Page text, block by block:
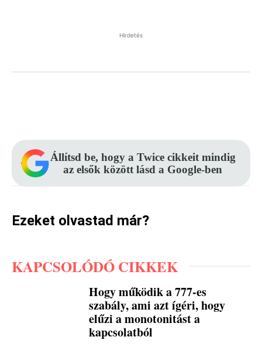
Hirdetés
Állítsd be, hogy a Twice cikkeit mindig
az elsők között lásd a Google-ben
Ezeket olvastad már?
KAPCSOLÓDÓ CIKKEK
Hogy működik a 777-es
szabály, ami azt ígéri, hogy
elűzi a monotonitást a
kapcsolatból